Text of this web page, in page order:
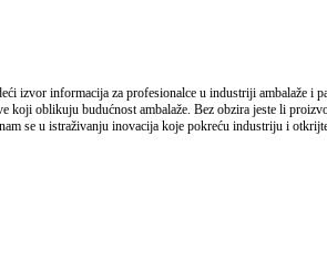
izvor informacija za profesionalce u industriji ambalaže i
koji oblikuju budućnost ambalaže. Bez obzira jeste li
se u istraživanju inovacija koje pokreću industriju i